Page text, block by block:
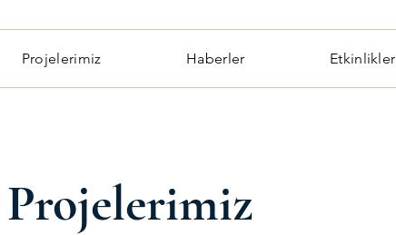
Projelerimiz Haberler Etkinlikler
Projelerimiz